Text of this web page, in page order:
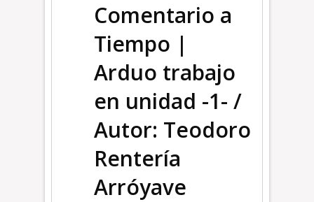
Comentario a
Tiempo |
Arduo trabajo
en unidad -1- /
Autor: Teodoro
Rentería
Arróyave